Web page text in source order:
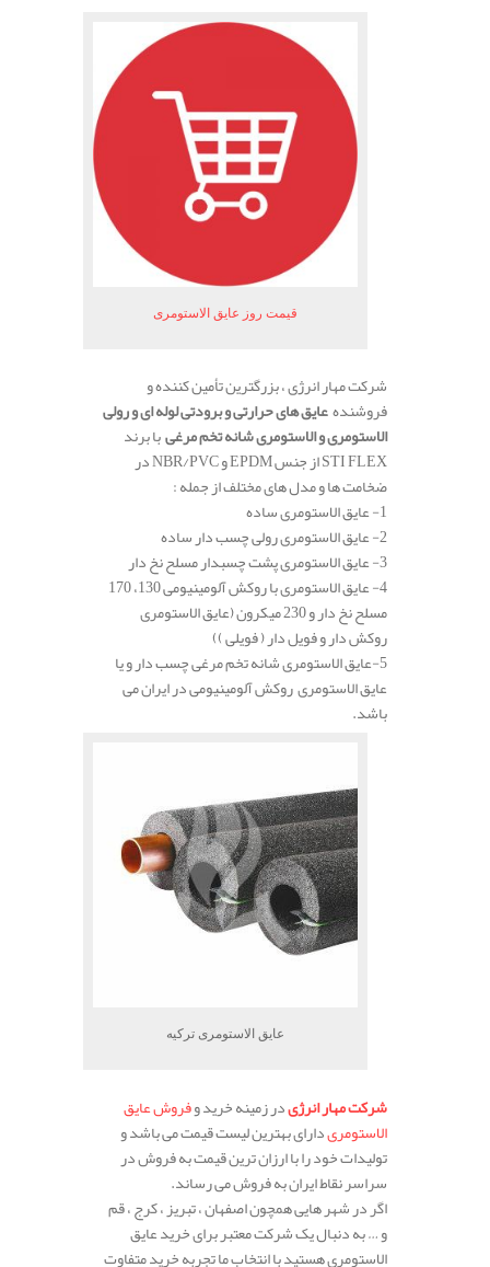
قیمت روز عایق الاستومری
شرکت مهار انرژی ، بزرگترین تأمین کننده و
فروشندهعایق های حرارتی و برودتی لوله ای و رولی
الاستومری و الاستومری شانه تخم مرغیبا برند
STI FLEX از جنس EPDM و NBR/PVC در
ضخامت ها و مدل های مختلف از جمله :
1- عایق الاستومری ساده
2- عایق الاستومری رولی چسب دار ساده
3- عایق الاستومری پشت چسبدار مسلح نخ دار
4- عایق الاستومری با روکش آلومینیومی 130، 170
مسلح نخ دار و 230 میکرون (عایق الاستومری
روکش دار و فویل دار ( فویلی ))
5-عایق الاستومری شانه تخم مرغی چسب دار و یا
عایق الاستومری روکش آلومینیومی در ایران می
باشد.
عایق الاستومری ترکیه
شرکت مهار انرژیدر زمینه خرید وفروش عایق
الاستومریدارای بهترین لیست قیمت می باشد و
تولیدات خود را با ارزان ترین قیمت به فروش در
سراسر نقاط ایران به فروش می رساند.
اگر در شهر هایی همچون اصفهان ، تبریز ، کرج ، قم
و … به دنبال یک شرکت معتبر برای خرید عایق
الاستومری هستید با انتخاب ما تجربه خرید متفاوت